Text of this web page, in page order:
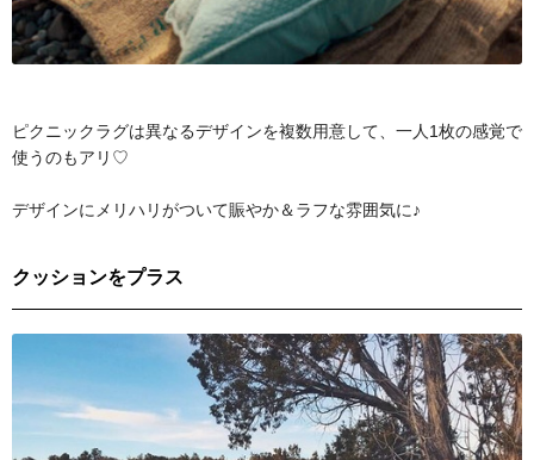
ピクニックラグは異なるデザインを複数用意して、一人1枚の感覚で
使うのもアリ♡
デザインにメリハリがついて賑やか＆ラフな雰囲気に♪
クッションをプラス